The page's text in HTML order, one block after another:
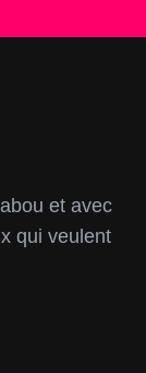
et avec
qui veulent